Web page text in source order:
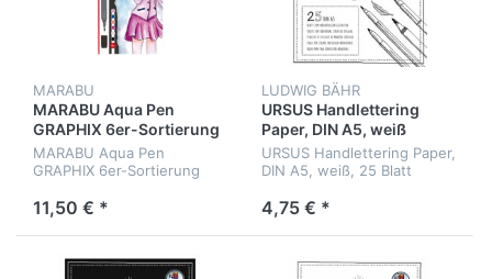
MARABU
MARABU Aqua Pen
GRAPHIX 6er-Sortierung
„Ma Ke Manga“
MARABU Aqua Pen
GRAPHIX 6er-Sortierung
11,50 € *
LUDWIG BÄHR
URSUS Handlettering
Paper, DIN A5, weiß
URSUS Handlettering Paper,
DIN A5, weiß, 25 Blatt
4,75 € *